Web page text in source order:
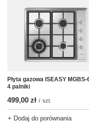
Płyta gazowa ISEASY MGBS-
4 palniki
499,00 zł / szt.
+ Dodaj do porównania